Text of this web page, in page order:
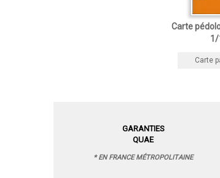
Carte
1/
Carte
GARANTIES
QUAE
* EN FRANCE MÉTROPOLITAINE